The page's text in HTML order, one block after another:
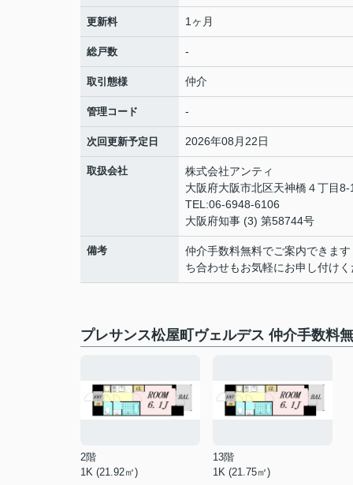
更新料 1ヶ月
総戸数 -
取引態様 仲介
管理コード -
次回更新予定日 2026年08月22日
取扱会社
株式会社アンティ
大阪府大阪市北区天神橋４丁目
TEL:06-6948-6106
大阪府知事 (3) 第58744号
備考
仲介手数料無料でご案内できま
ち合わせもお気軽にお申し付け
プレサンス松屋町ヴェルデス 仲介手数料
2階
1K (21.92㎡)
13階
1K (21.75㎡)